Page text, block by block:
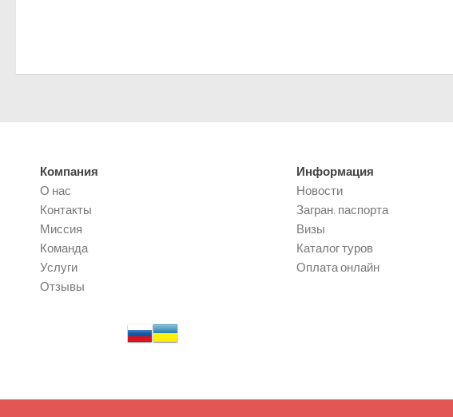
Компания
О нас
Контакты
Миссия
Команда
Услуги
Отзывы
Информация
Новости
Загран. паспорта
Визы
Каталог туров
Оплата онлайн